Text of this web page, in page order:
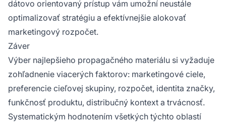
dátovo orientovaný prístup vám umožní neustále
optimalizovať stratégiu a efektívnejšie alokovať
marketingový rozpočet.
Záver
Výber najlepšieho propagačného materiálu si vyžaduje
zohľadnenie viacerých faktorov: marketingové ciele,
preferencie cieľovej skupiny, rozpočet, identita značky,
funkčnosť produktu, distribučný kontext a trvácnosť.
Systematickým hodnotením všetkých týchto oblastí